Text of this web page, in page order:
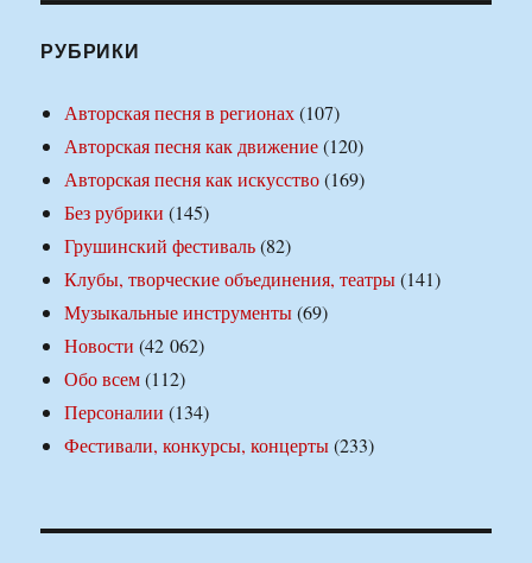
РУБРИКИ
Авторская песня в регионах(107)
Авторская песня как движение(120)
Авторская песня как искусство(169)
Без рубрики (145)
Грушинский фестиваль(82)
Клубы, творческие объединения, театры(141)
Музыкальные инструменты(69)
Новости (42 062)
Обо всем(112)
Персоналии (134)
Фестивали, конкурсы, концерты(233)